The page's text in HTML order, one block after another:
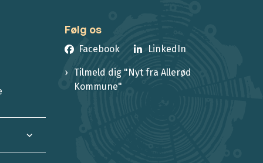
Følg os
Facebook LinkedIn
Tilmeld dig "Nyt fra Allerød
Kommune"